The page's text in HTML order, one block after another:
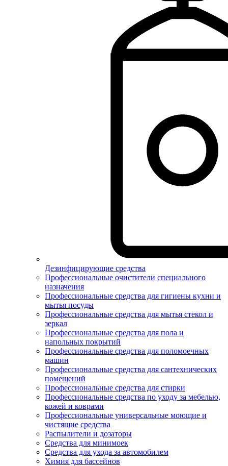
Дезинфицирующие средства
Профессиональные очистители специального
назначения
Профессиональные средства для гигиены кухни и
мытья посуды
Профессиональные средства для мытья стекол и
зеркал
Профессиональные средства для пола и
напольных покрытий
Профессиональные средства для поломоечных
машин
Профессиональные средства для сантехнических
помещений
Профессиональные средства для стирки
Профессиональные средства по уходу за мебелью,
кожей и коврами
Профессиональные универсальные моющие и
чистящие средства
Распылители и дозаторы
Средства для минимоек
Средства для ухода за автомобилем
Химия для бассейнов